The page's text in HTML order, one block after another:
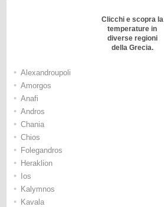
Clicchi e scopra la
temperature in
diverse regioni
della Grecia.
• Alexandroupoli
• Amorgos
• Anafi
• Andros
• Chania
• Chios
• Folegandros
• Heraklion
• Ios
• Kalymnos
• Kavala